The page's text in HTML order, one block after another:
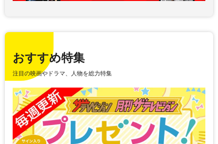
おすすめ特集
注目の映画やドラマ、人物を総力特集